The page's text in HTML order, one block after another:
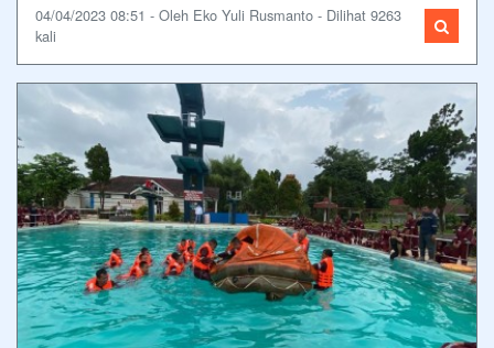
04/04/2023 08:51 - Oleh Eko Yuli Rusmanto - Dilihat 9263
kali